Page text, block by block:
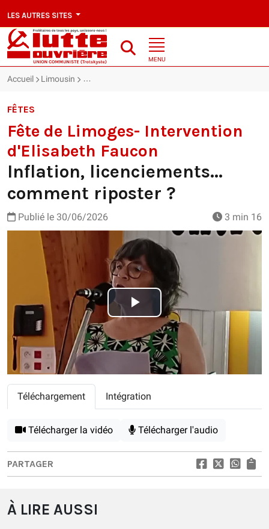
LES AUTRES SITES
MENU
Accueil Limousin Fête de Limoges- Intervention d'Elisabeth
FÊTES
Fête de Limoges- Intervention
d'Elisabeth Faucon
Inflation, licenciements...
comment riposter ?
Publié le 30/06/2026 3 min 16
Play
Video
Téléchargement Intégration
Télécharger la vidéo Télécharger l'audio
PARTAGER
À LIRE AUSSI